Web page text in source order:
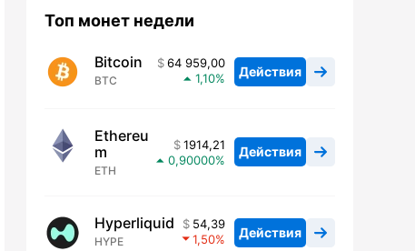
Топ монет недели
Bitcoin
BTC
64 959,00
1,10
Действия
Ethereu
m
ETH
1914,21
0,90000
Действия
Hyperliquid
HYPE
54,39
1,50
Действия